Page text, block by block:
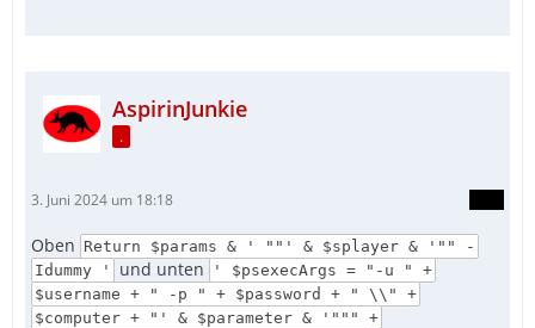
AspirinJunkie
.
3. Juni 2024 um 18:18
Oben Return $params & ' ""' & $splayer & '"" -
Idummy '
und unten
' $psexecArgs = "-u " +
$username + " -p " + $password + " \\" +
$computer + "' & $parameter & '""" +